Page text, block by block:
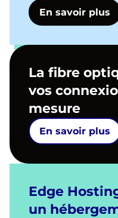
En savoir plus
La fibre
vos
mesure
En savoir plus
Edge
un